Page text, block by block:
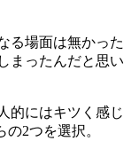
る場面は無かった
まったんだと思い
的にはキツく感じ
2つを選択。